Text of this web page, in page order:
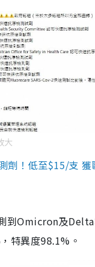
大
劑！低至$15/支
到Omicron及
特異度98.1%。